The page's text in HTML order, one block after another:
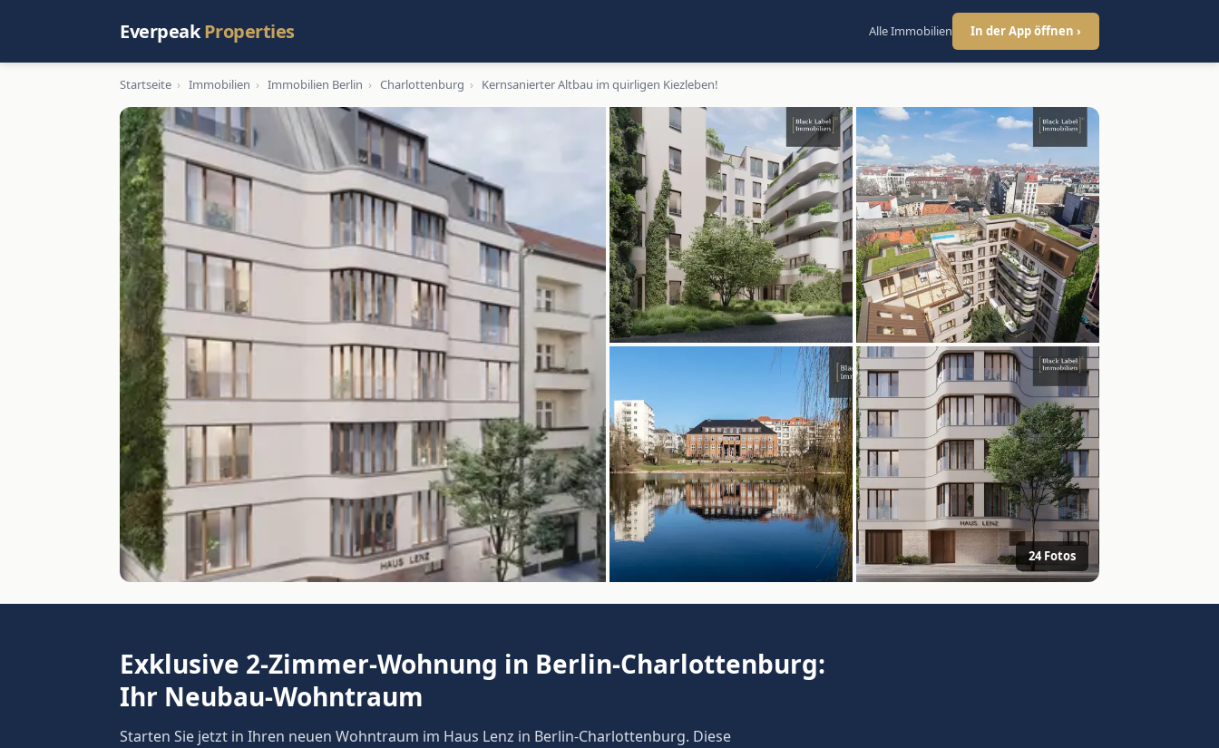
EverpeakProperties Alle Immobilien In der App öffnen ›
Startseite › Immobilien › Immobilien Berlin › Charlottenburg › Kernsanierter Altbau im quirligen Kiezleben!
24 Fotos
Exklusive 2-Zimmer-Wohnung in Berlin-Charlottenburg:
Ihr Neubau-Wohntraum
Starten Sie jetzt in Ihren neuen Wohntraum im Haus Lenz in Berlin-Charlottenburg. Diese